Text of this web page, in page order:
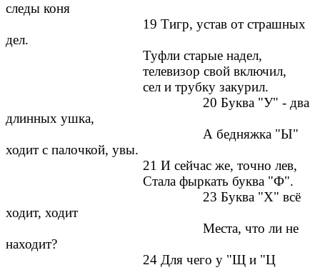
следы коня
19 Тигр, устав от страшных
дел.
Туфли старые надел,
телевизор свой включил,
сел и трубку закурил.
20 Буква "У" - два
длинных ушка,
А бедняжка "Ы"
ходит с палочкой, увы.
21 И сейчас же, точно лев,
Стала фыркать буква "Ф".
23 Буква "X" всё
ходит, ходит
Места, что ли не
находит?
24 Для чего у "Щ и "Ц